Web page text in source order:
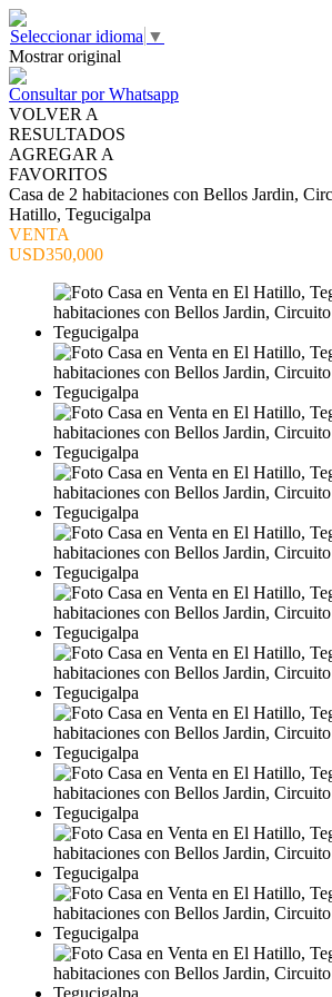
Seleccionar idioma ▼
Mostrar original
Consultar por Whatsapp
VOLVER A
RESULTADOS
AGREGAR A
FAVORITOS
Casa de 2 habitaciones con Bellos Jardin,
Hatillo, Tegucigalpa
VENTA
USD350,000